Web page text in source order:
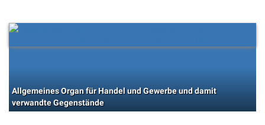
Allgemeines Organ für Handel und Gewerbe und damit
verwandte Gegenstände